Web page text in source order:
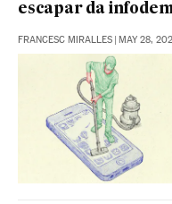
escapar da
FRANCESC MIRALLES | MAY 28,